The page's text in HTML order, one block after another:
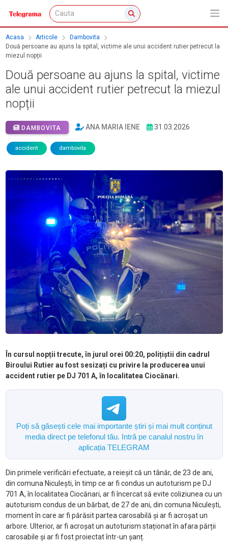
Acasa Articole
Dambovita
Două persoane au ajuns la spital, victime ale unui accident rutier petrecut la
miezul nopții
Două persoane au ajuns la spital, victime
ale unui accident rutier petrecut la miezul
nopții
DAMBOVITA ANA MARIA IENE 31.03.2026
accident dambovita
În cursul nopții trecute, în jurul orei 00:20, polițiștii din cadrul
Biroului Rutier au fost sesizați cu privire la producerea unui
accident rutier pe DJ 701 A, în localitatea Ciocănari.
Poți să găsești cele mai importante știri și mai mult conținut
media direct pe telefonul tău. Intră pe canalul nostru în
aplicația TELEGRAM
Din primele verificări efectuate, a reieșit că un tânăr, de 23 de ani,
din comuna Niculești, în timp ce ar fi condus un autoturism pe DJ
701 A, în localitatea Ciocănari, ar fi încercat să evite coliziunea cu un
autoturism condus de un bărbat, de 27 de ani, din comuna Niculești,
moment în care ar fi părăsit partea carosabilă și ar fi acroșat un
arbore. Ulterior, ar fi acroșat un autoturism staționat în afara părții
carosabile și ar fi fost proiectat într-un șanț.